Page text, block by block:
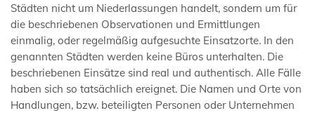
Städten nicht um Niederlassungen handelt, sondern um für
die beschriebenen Observationen und Ermittlungen
einmalig, oder regelmäßig aufgesuchte Einsatzorte. In den
genannten Städten werden keine Büros unterhalten. Die
beschriebenen Einsätze sind real und authentisch. Alle Fälle
haben sich so tatsächlich ereignet. Die Namen und Orte von
Handlungen, bzw. beteiligten Personen oder Unternehmen